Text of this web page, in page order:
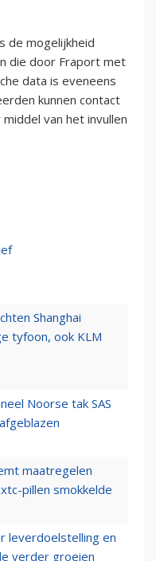
de mogelijkheid
die door Fraport met
data is eveneens
kunnen contact
van het invullen
Shanghai
tyfoon, ook KLM
Noorse tak SAS
maatregelen
pillen smokkelde
leverdoelstelling en
verder groeien